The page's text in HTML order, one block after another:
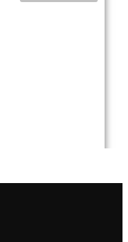
12Л ШМЕЛЬ С